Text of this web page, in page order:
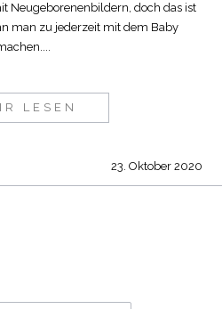
Neugeborenenbildern, doch das ist
man zu jederzeit mit dem Baby
LESEN
23. Oktober 2020